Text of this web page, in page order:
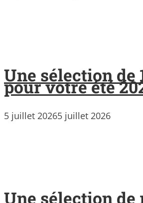
Une sélection de
pour votre été
5 juillet 20265 juillet 2026
Une sélection de